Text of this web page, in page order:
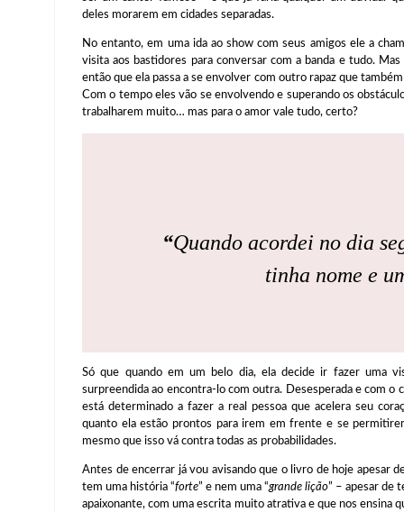
deles morarem em cidades separadas.
No entanto, em uma ida ao show com seus amigos ele a
visita aos bastidores para conversar com a banda e tudo.
então que ela passa a se envolver com outro rapaz que
Com o tempo eles vão se envolvendo e superando os
trabalharem muito… mas para o amor vale tudo, certo?
“Quando acordei no dia
tinha nome e
Só que quando em um belo dia, ela decide ir fazer uma
surpreendida ao encontra-lo com outra. Desesperada e com o
está determinado a fazer a real pessoa que acelera seu
quanto ela estão prontos para irem em frente e se
mesmo que isso vá contra todas as probabilidades.
Antes de encerrar já vou avisando que o livro de hoje apesar
tem uma história “forte” e nem uma “grande lição” – apesar de
apaixonante, com uma escrita muito atrativa e que nos ensina